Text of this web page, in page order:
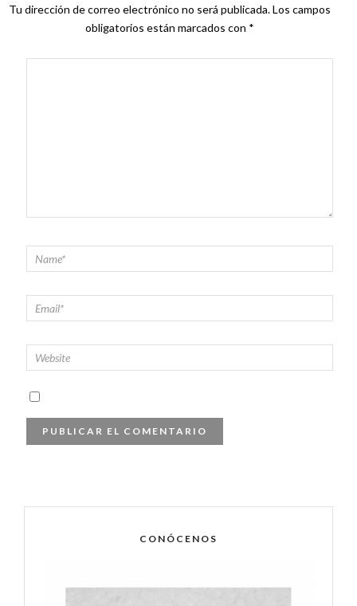
Tu dirección de correo electrónico no será publicada.Los campos
obligatorios están marcados con *
CONÓCENOS